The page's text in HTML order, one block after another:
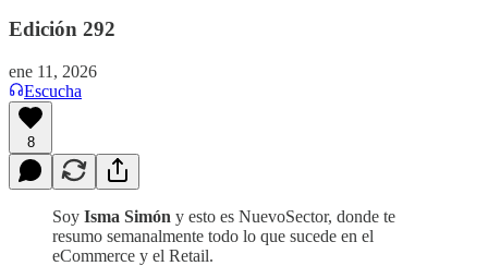
Edición 292
ene 11, 2026
Escucha
8
Soy Isma Simón y esto es NuevoSector, donde te
resumo semanalmente todo lo que sucede en el
eCommerce y el Retail.